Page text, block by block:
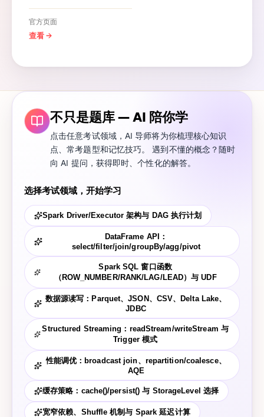
官方页面
查看→
不只是题库 — AI 陪你学
点击任意考试领域，AI 导师将为你梳理核心知识
点、常考题型和记忆技巧。 遇到不懂的概念？随时
向 AI 提问，获得即时、个性化的解答。
选择考试领域，开始学习
Spark Driver/Executor 架构与 DAG 执行计划
DataFrame API：
select/filter/join/groupBy/agg/pivot
Spark SQL 窗口函数
（ROW_NUMBER/RANK/LAG/LEAD）与 UDF
数据源读写：Parquet、JSON、CSV、Delta Lake、
JDBC
Structured Streaming：readStream/writeStream 与
Trigger 模式
性能调优：broadcast join、repartition/coalesce、
AQE
缓存策略：cache()/persist() 与 StorageLevel 选择
宽窄依赖、Shuffle 机制与 Spark 延迟计算